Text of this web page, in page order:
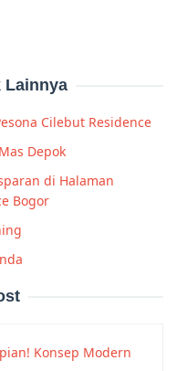
Lainnya
Cilebut Residence
Depok
di Halaman
Bogor
Konsep Modern